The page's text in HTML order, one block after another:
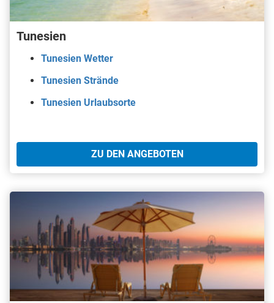
Tunesien
Tunesien Wetter
Tunesien Strände
Tunesien Urlaubsorte
ZU DEN ANGEBOTEN